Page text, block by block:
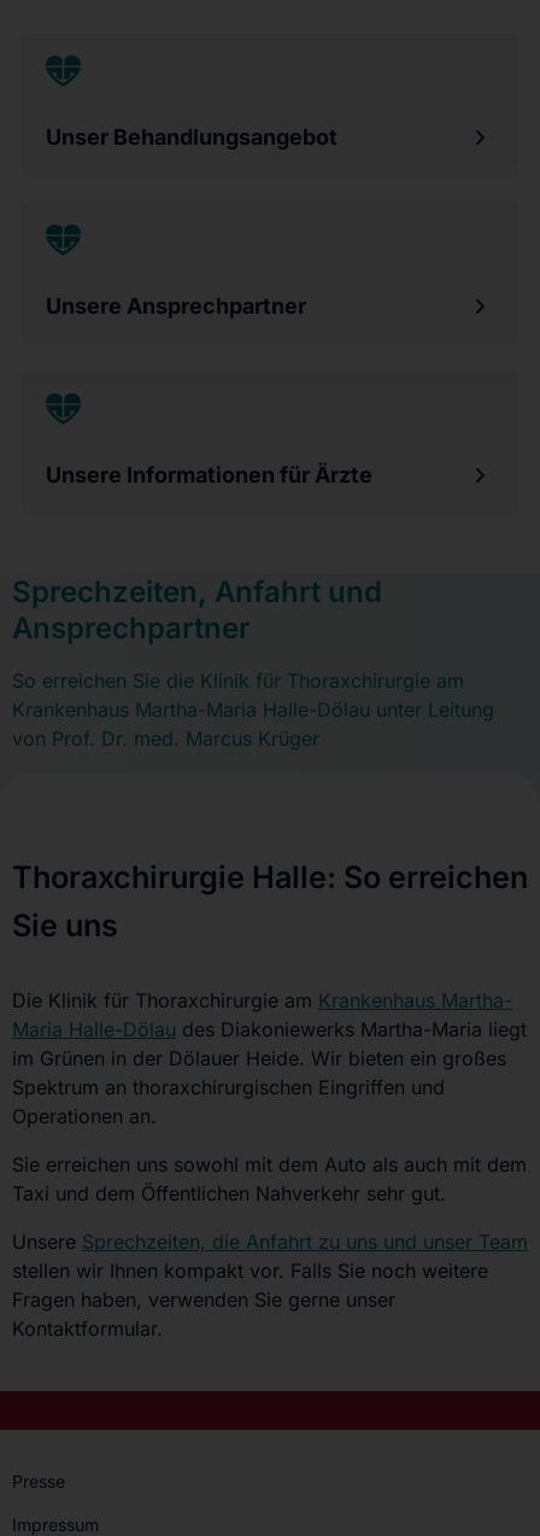
Unser Behandlungsangebot
Unsere Ansprechpartner
Unsere Informationen für Ärzte
Sprechzeiten, Anfahrt und
Ansprechpartner
So erreichen Sie die Klinik für Thoraxchirurgie am
Krankenhaus Martha-Maria Halle-Dölau unter Leitung
von Prof. Dr. med. Marcus Krüger
Thoraxchirurgie Halle: So erreichen
Sie uns
Die Klinik für Thoraxchirurgie am Krankenhaus Martha-
Maria Halle-Dölau des Diakoniewerks Martha-Maria liegt
im Grünen in der Dölauer Heide. Wir bieten ein großes
Spektrum an thoraxchirurgischen Eingriffen und
Operationen an.
Sie erreichen uns sowohl mit dem Auto als auch mit dem
Taxi und dem Öffentlichen Nahverkehr sehr gut.
Unsere Sprechzeiten, die Anfahrt zu uns und unser Team
stellen wir Ihnen kompakt vor. Falls Sie noch weitere
Fragen haben, verwenden Sie gerne unser
Kontaktformular.
Presse
Impressum